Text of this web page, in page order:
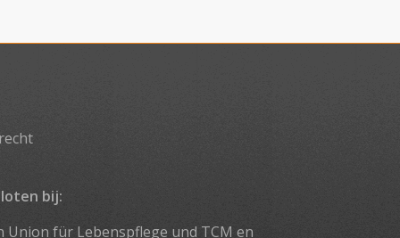
bij:
Union für Lebenspflege und TCM en